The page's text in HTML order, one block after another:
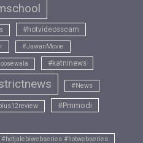
#hotvideosscam
#JawanMovie
#katninews
#News
#Pmmodi
#hotwebseries